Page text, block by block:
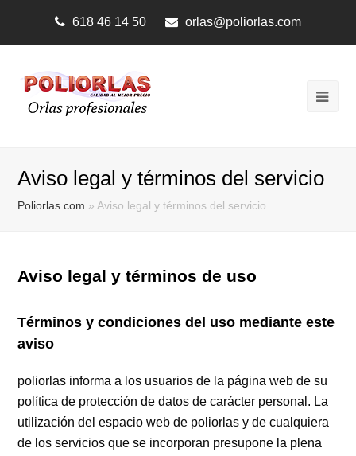
618 46 14 50 orlas@poliorlas.com
Aviso legal y términos del servicio
Poliorlas.com » Aviso legal y términos del servicio
Aviso legal y términos de uso
Términos y condiciones del uso mediante este
aviso
poliorlas informa a los usuarios de la página web de su
política de protección de datos de carácter personal. La
utilización del espacio web de poliorlas y de cualquiera
de los servicios que se incorporan presupone la plena